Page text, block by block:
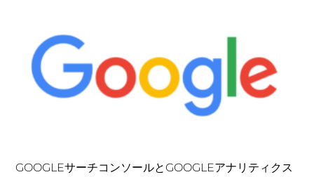
GOOGLEサーチコンソールとGOOGLEアナリティクス